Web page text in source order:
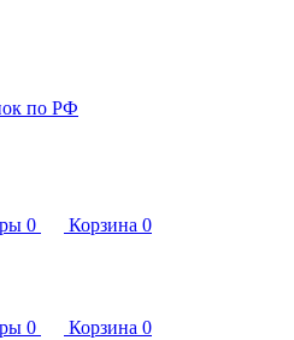
без расходомеров
по РФ
0 Корзина 0
0 Корзина 0